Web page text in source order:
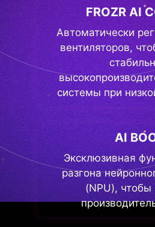
FROZR AI
Автоматически
вентиляторов,
системы при
AI
Эксклюзивная
разгона
(NPU), чтобы